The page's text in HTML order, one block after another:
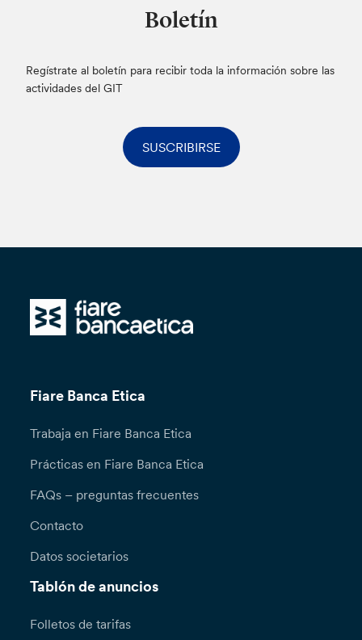
Boletín
Regístrate al boletín para recibir toda la información sobre las
actividades del GIT
SUSCRIBIRSE
Fiare Banca Etica
Trabaja en Fiare Banca Etica
Prácticas en Fiare Banca Etica
FAQs – preguntas frecuentes
Contacto
Datos societarios
Tablón de anuncios
Folletos de tarifas